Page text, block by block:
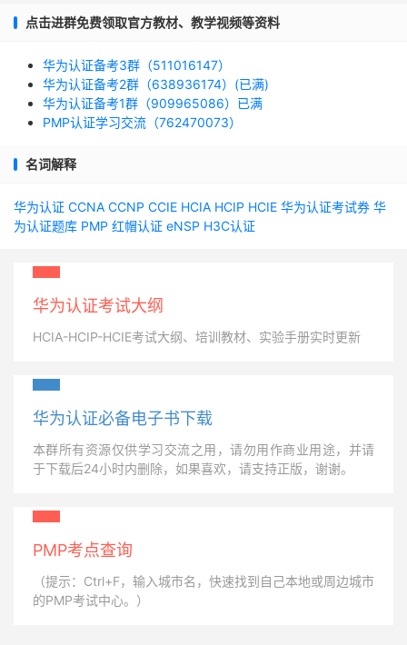
点击进群免费领取官方教材、教学视频等资料
华为认证备考3群（511016147）
华为认证备考2群（638936174）(已满)
华为认证备考1群（909965086）已满
PMP认证学习交流（762470073）
名词解释
华为认证 CCNA CCNP CCIE HCIA HCIP HCIE 华为认证考试券 华
为认证题库 PMP 红帽认证 eNSP H3C认证
华为认证考试大纲
HCIA-HCIP-HCIE考试大纲、培训教材、实验手册实时更新
华为认证必备电子书下载
本群所有资源仅供学习交流之用，请勿用作商业用途，并请
于下载后24小时内删除，如果喜欢，请支持正版，谢谢。
PMP考点查询
（提示：Ctrl+F，输入城市名，快速找到自己本地或周边城市
的PMP考试中心。）